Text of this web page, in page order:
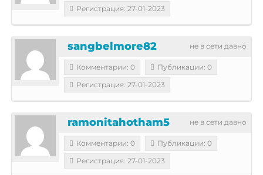
Регистрация: 27-01-2023
не в сети давно
sangbelmore82
Комментарии: 0
Публикации: 0
Регистрация: 27-01-2023
не в сети давно
ramonitahotham5
Комментарии: 0
Публикации: 0
Регистрация: 27-01-2023